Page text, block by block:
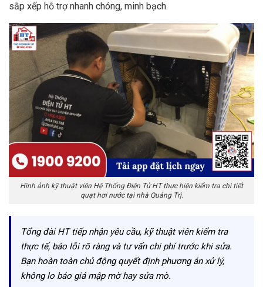
sắp xếp hỗ trợ nhanh chóng, minh bạch.
Hình ảnh kỹ thuật viên Hệ Thống Điện Tử HT thực hiện kiểm tra chi tiết
quạt hơi nước tại nhà Quảng Trị.
Tổng đài HT tiếp nhận yêu cầu, kỹ thuật viên kiểm tra
thực tế, báo lỗi rõ ràng và tư vấn chi phí trước khi sửa.
Bạn hoàn toàn chủ động quyết định phương án xử lý,
không lo báo giá mập mờ hay sửa mò.